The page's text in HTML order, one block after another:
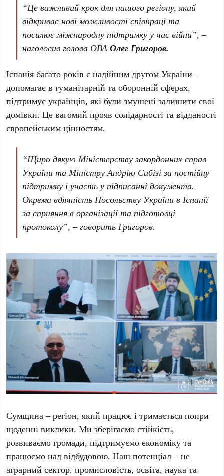
“Це важливий крок для нашого регіону, який
відкриває нові можливості співпраці та
посилює міжнародну підтримку у час війни”, –
наголосив голова ОВАОлег Григоров.
Іспанія багато років є надійним другом України –
допомагає в гуманітарній та оборонній сферах,
підтримує українців, які були змушені залишити свої
домівки. Це вагомий прояв солідарності та відданості
європейським цінностям.
“Щиро дякую Міністерству закордонних справ
України та Міністру Андрію Сибізі за постійну
підтримку і участь у підписанні документа.
Окрема вдячність Посольству України в Іспанії
за сприяння в організації та підготовці
протоколу”, – говорить Григоров.
Сумщина – регіон, який працює і тримається попри
щоденні виклики. Ми зберігаємо стійкість,
розвиваємо громади, підтримуємо економіку та
працюємо над відбудовою. Наш потенціал – це
аграрний сектор, промисловість, освіта, наука та